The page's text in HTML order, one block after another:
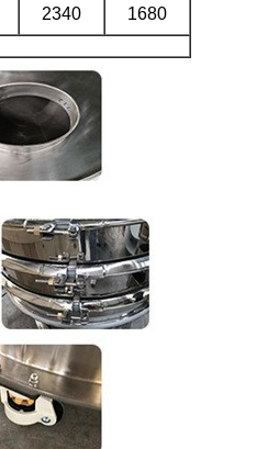
2340
1680